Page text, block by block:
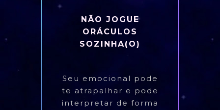
NÃO JOGUE
ORÁCULOS
SOZINHA(O)
Seu emocional pode
te atrapalhar e pode
interpretar de forma